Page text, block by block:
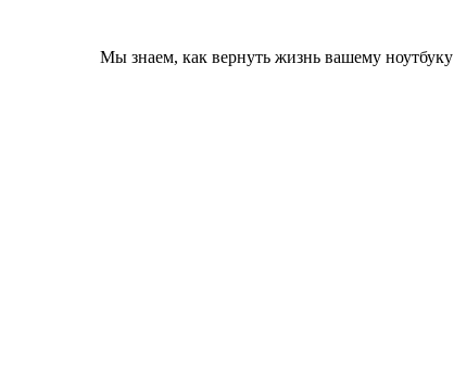
Мы знаем, как вернуть жизнь вашему ноутбуку